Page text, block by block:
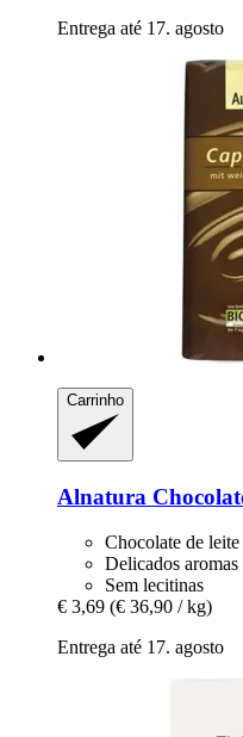
Entrega até 17. agosto
Carrinho
Alnatura
Chocolate de
Delicados aromas
Sem lecitinas
€ 3,69 (€ 36,90 / kg)
Entrega até 17. agosto